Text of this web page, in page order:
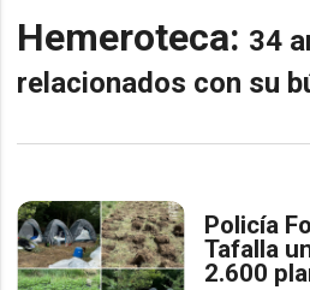
Hemeroteca: 34
relacionados con su
Policía
Tafalla
2.600